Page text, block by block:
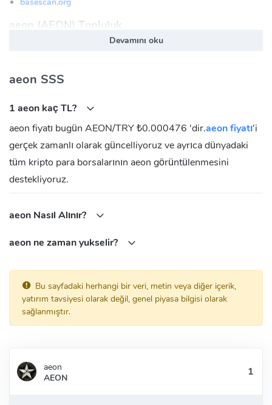
aeon (AEON) Topluluk
aeon (AEON) Sözleşmeler
Devamını oku
aeon SSS
1 aeon kaç TL?
aeon fiyatı bugün AEON/TRY ₺0.000476 'dir.aeon fiyatı'i
gerçek zamanlı olarak güncelliyoruz ve ayrıca dünyadaki
tüm kripto para borsalarının aeon görüntülenmesini
destekliyoruz.
aeon Nasıl Alınır?
aeon ne zaman yukselir?
Bu sayfadaki herhangi bir veri, metin veya diğer içerik,
yatırım tavsiyesi olarak değil, genel piyasa bilgisi olarak
sağlanmıştır.
aeon
AEON